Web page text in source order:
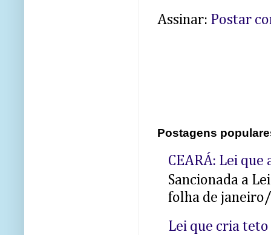
Assinar: Postar
Postagens
CEARÁ: Lei
Sancionada a
folha de
Lei que cria